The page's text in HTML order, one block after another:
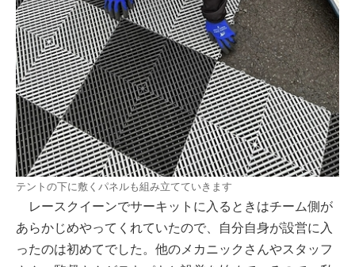
テントの下に敷くパネルも組み立てていきます
レースクイーンでサーキットに入るときはチーム側が
あらかじめやってくれていたので、自分自身が設営に入
ったのは初めてでした。他のメカニックさんやスタッフ